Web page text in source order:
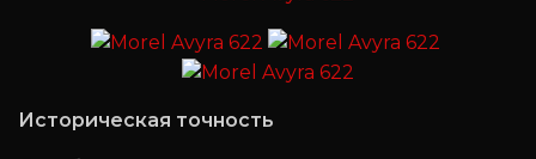
Историческая точность